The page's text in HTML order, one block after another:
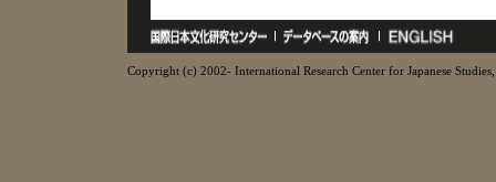
Copyright (c) 2002- International Research Center for Japanese